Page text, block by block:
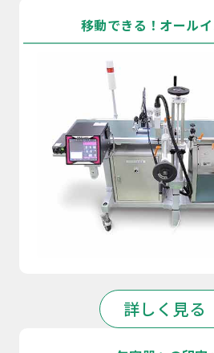
移動できる！オール
詳しく見る